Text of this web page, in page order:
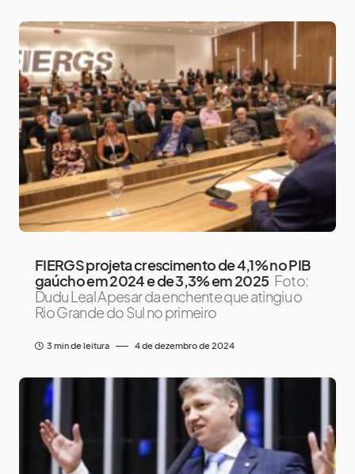
FIERGS projeta crescimento de 4,1% no PIB
gaúcho em 2024 e de 3,3% em 2025 Foto:
Dudu Leal Apesar da enchente que atingiu o
Rio Grande do Sul no primeiro
3 min de leitura 4 de dezembro de 2024